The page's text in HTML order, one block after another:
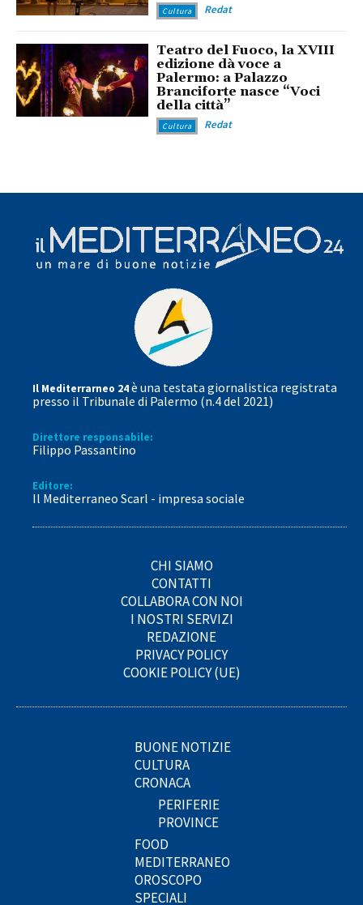
Cultura Redat
Teatro del Fuoco, la XVIII
edizione dà voce a
Palermo: a Palazzo
Branciforte nasce “Voci
della città”
Cultura Redat
Il Mediterrarneo 24è una testata giornalistica registrata
presso il Tribunale di Palermo (n.4 del 2021)
Direttore responsabile:
Filippo Passantino
Editore:
Il Mediterraneo Scarl - impresa sociale
CHI SIAMO
CONTATTI
COLLABORA CON NOI
I NOSTRI SERVIZI
REDAZIONE
PRIVACY POLICY
COOKIE POLICY (UE)
BUONE NOTIZIE
CULTURA
CRONACA
PERIFERIE
PROVINCE
FOOD
MEDITERRANEO
OROSCOPO
SPECIALI